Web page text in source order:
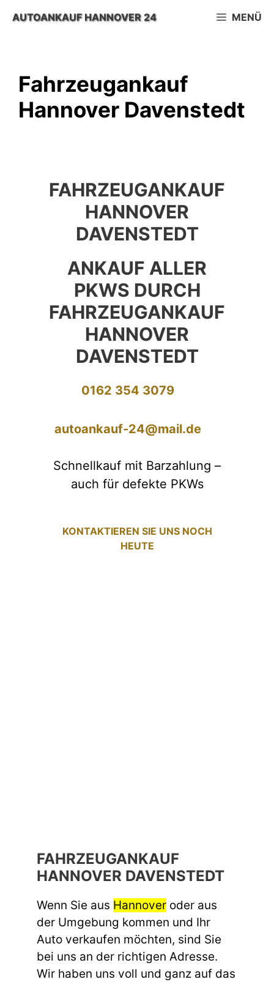
InhaltAUTOANKAUF HANNOVER 24 MENÜ
Fahrzeugankauf
Hannover Davenstedt
FAHRZEUGANKAUF
HANNOVER
DAVENSTEDT
ANKAUF ALLER
PKWS DURCH
FAHRZEUGANKAUF
HANNOVER
DAVENSTEDT
0162 354 3079
autoankauf-24@mail.de
Schnellkauf mit Barzahlung –
auch für defekte PKWs
KONTAKTIEREN SIE UNS NOCH
HEUTE
FAHRZEUGANKAUF
HANNOVER DAVENSTEDT
Wenn Sie aus Hannover oder aus
der Umgebung kommen und Ihr
Auto verkaufen möchten, sind Sie
bei uns an der richtigen Adresse.
Wir haben uns voll und ganz auf das